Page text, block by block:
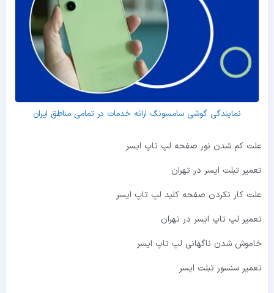
نمایندگی گوشی سامسونگ ارائه خدمات در تمامی مناطق ایران
علت کم شدن نور صفحه لپ تاپ ایسر
تعمیر تبلت ایسر در تهران
علت کار نکردن صفحه کلید لپ تاپ ایسر
تعمیر لپ تاپ ایسر در تهران
خاموش شدن ناگهانی لپ تاپ ایسر
تعمیر سنسور تبلت ایسر